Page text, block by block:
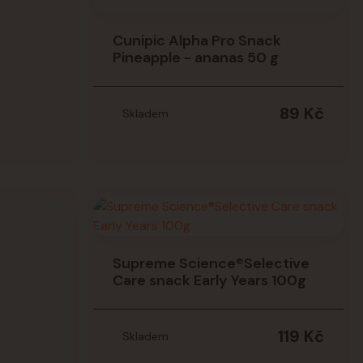
Cunipic Alpha Pro Snack
Pineapple - ananas 50 g
89 Kč
Skladem
Supreme Science®Selective
Care snack Early Years 100g
119 Kč
Skladem